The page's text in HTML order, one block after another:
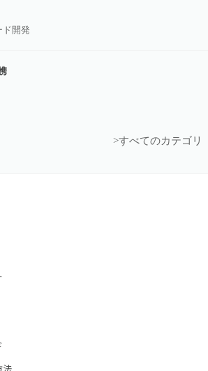
ド開発
>すべてのカテゴリ